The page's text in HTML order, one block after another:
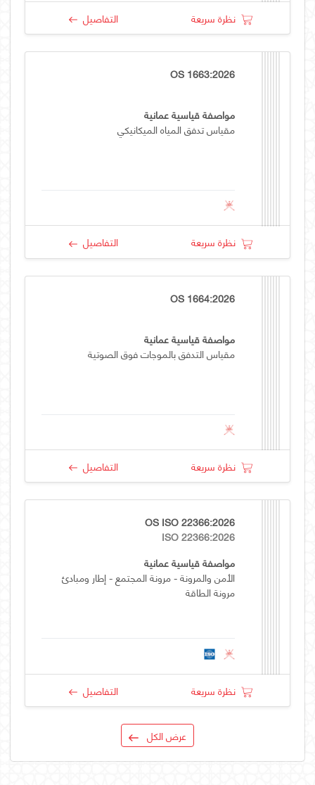
نظرة سريعة التفاصيل
OS 1663:2026
مواصفة قياسية عمانية
مقياس تدفق المياه الميكانيكي
نظرة سريعة التفاصيل
OS 1664:2026
مواصفة قياسية عمانية
مقياس التدفق بالموجات فوق الصوتية
نظرة سريعة التفاصيل
OS ISO 22366:2026
ISO 22366:2026
مواصفة قياسية عمانية
الأمن والمرونة - مرونة المجتمع - إطار ومبادئ
مرونة الطاقة
نظرة سريعة التفاصيل
عرض الكل